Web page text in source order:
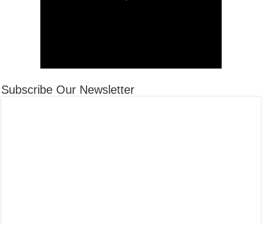
Subscribe Our Newsletter